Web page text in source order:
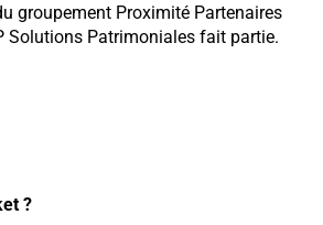
groupement Proximité Partenaires
Solutions Patrimoniales fait partie.
?